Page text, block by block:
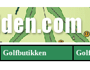
Golfbutikken